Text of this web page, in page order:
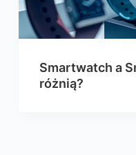
Smartwatch a
różnią?